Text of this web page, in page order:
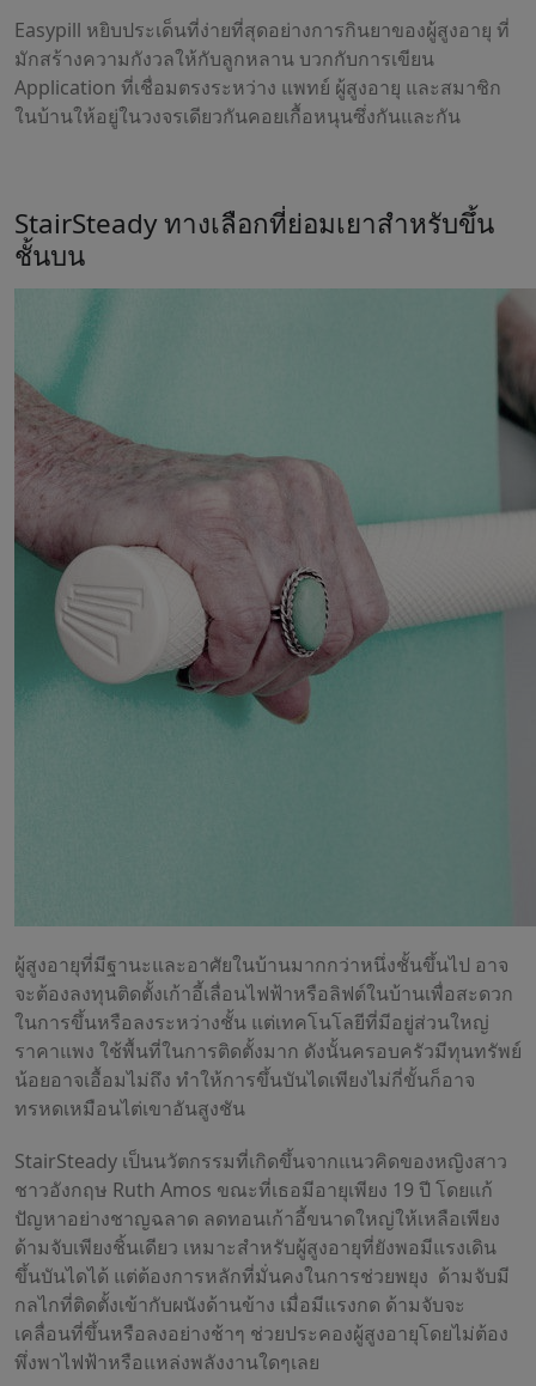
Easypill หยิบประเด็นที่ง่ายที่สุดอย่างการกินยาของผู้สูงอายุ ที่
มักสร้างความกังวลให้กับลูกหลาน บวกกับการเขียน
Application ที่เชื่อมตรงระหว่าง แพทย์ ผู้สูงอายุ และสมาชิก
ในบ้านให้อยู่ในวงจรเดียวกันคอยเกื้อหนุนซึ่งกันและกัน
StairSteady ทางเลือกที่ย่อมเยาสำหรับขึ้น
ชั้นบน
ผู้สูงอายุที่มีฐานะและอาศัยในบ้านมากกว่าหนึ่งชั้นขึ้นไป อาจ
จะต้องลงทุนติดตั้งเก้าอี้เลื่อนไฟฟ้าหรือลิฟต์ในบ้านเพื่อสะดวก
ในการขึ้นหรือลงระหว่างชั้น แต่เทคโนโลยีที่มีอยู่ส่วนใหญ่
ราคาแพง ใช้พื้นที่ในการติดตั้งมาก ดังนั้นครอบครัวมีทุนทรัพย์
น้อยอาจเอื้อมไม่ถึง ทำให้การขึ้นบันไดเพียงไม่กี่ขั้นก็อาจ
ทรหดเหมือนไต่เขาอันสูงชัน
StairSteady เป็นนวัตกรรมที่เกิดขึ้นจากแนวคิดของหญิงสาว
ชาวอังกฤษ Ruth Amos ขณะที่เธอมีอายุเพียง 19 ปี โดยแก้
ปัญหาอย่างชาญฉลาด ลดทอนเก้าอี้ขนาดใหญ่ให้เหลือเพียง
ด้ามจับเพียงชิ้นเดียว เหมาะสำหรับผู้สูงอายุที่ยังพอมีแรงเดิน
ขึ้นบันไดได้ แต่ต้องการหลักที่มั่นคงในการช่วยพยุง ด้ามจับมี
กลไกที่ติดตั้งเข้ากับผนังด้านข้าง เมื่อมีแรงกด ด้ามจับจะ
เคลื่อนที่ขึ้นหรือลงอย่างช้าๆ ช่วยประคองผู้สูงอายุโดยไม่ต้อง
พึ่งพาไฟฟ้าหรือแหล่งพลังงานใดๆเลย